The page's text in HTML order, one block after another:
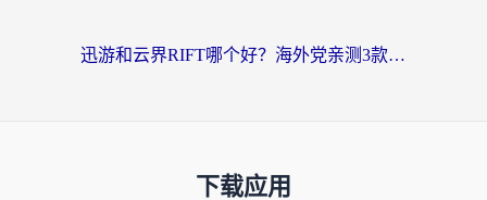
迅游和云界RIFT哪个好？海外党亲测3款回国加速器，教你无缝刷国内剧玩游戏
下载应用